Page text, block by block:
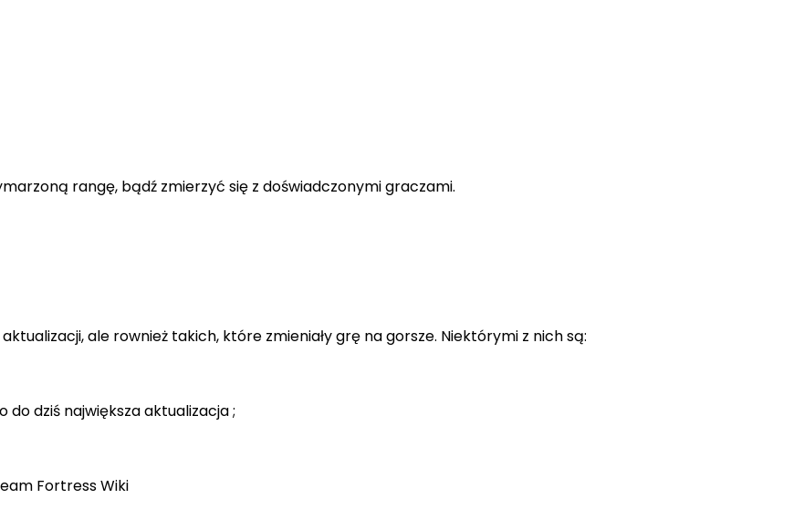
rangę, bądź zmierzyć się z doświadczonymi graczami.
ale rownież takich, które zmieniały grę na gorsze. Niektórymi z nich są:
do dziś największa aktualizacja ;